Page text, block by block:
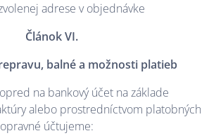
adrese v objednávke
Článok VI.
balné a možnosti platieb
na bankový účet na základe
alebo prostredníctvom platobných
účtujeme: